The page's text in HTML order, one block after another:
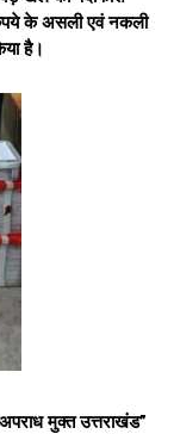
के असली एवं नकली
है।
मुक्त उत्तराखंड”